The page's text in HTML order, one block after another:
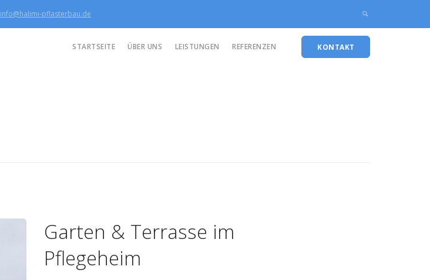
info@halimi-pflasterbau.de
STARTSEITE ÜBER UNS LEISTUNGEN REFERENZEN KONTAKT
Garten & Terrasse im
Pflegeheim